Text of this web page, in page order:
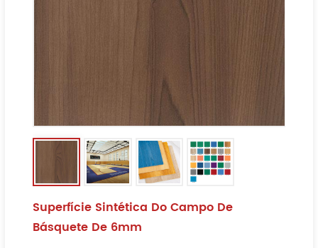
Superfície Sintética Do Campo De
Básquete De 6mm